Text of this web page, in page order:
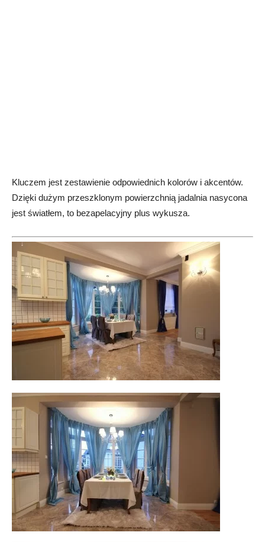
Kluczem jest zestawienie odpowiednich kolorów i akcentów.
Dzięki dużym przeszklonym powierzchnią jadalnia nasycona
jest światłem, to bezapelacyjny plus wykusza.